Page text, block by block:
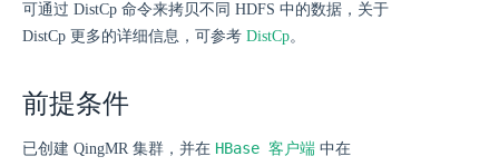
可通过 DistCp 命令来拷贝不同 HDFS 中的数据，关于
DistCp 更多的详细信息，可参考 DistCp。
前提条件
已创建 QingMR 集群，并在 HBase 客户端 中在